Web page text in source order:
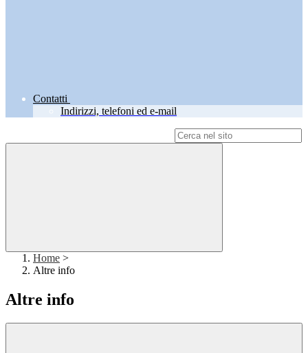
Contatti
Indirizzi, telefoni ed e-mail
Home >
Altre info
Altre info